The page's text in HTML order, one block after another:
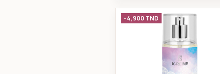
K-reine
-4,900 TND